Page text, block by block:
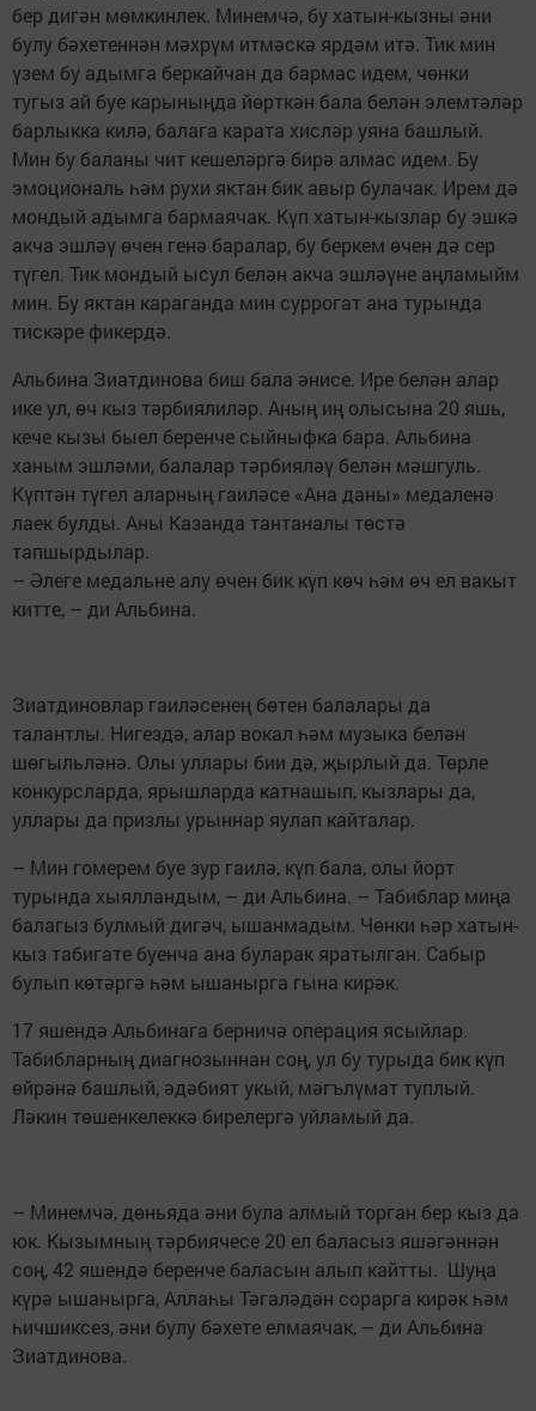
бер дигән мөмкинлек. Минемчә, бу хатын-кызны әни
булу бәхетеннән мәхрүм итмәскә ярдәм итә. Тик мин
үзем бу адымга беркайчан да бармас идем, чөнки
тугыз ай буе карыныңда йөрткән бала белән элемтәләр
барлыкка килә, балага карата хисләр уяна башлый.
Мин бу баланы чит кешеләргә бирә алмас идем. Бу
эмоциональ һәм рухи яктан бик авыр булачак. Ирем дә
мондый адымга бармаячак. Күп хатын-кызлар бу эшкә
акча эшләү өчен генә баралар, бу беркем өчен дә сер
түгел. Тик мондый ысул белән акча эшләүне аңламыйм
мин. Бу яктан караганда мин суррогат ана турында
тискәре фикердә.
Альбина Зиатдинова биш бала әнисе. Ире белән алар
ике ул, өч кыз тәрбиялиләр. Аның иң олысына 20 яшь,
кече кызы быел беренче сыйныфка бара. Альбина
ханым эшләми, балалар тәрбияләү белән мәшгуль.
Күптән түгел аларның гаиләсе «Ана даны» медаленә
лаек булды. Аны Казанда тантаналы төстә
тапшырдылар.
– Әлеге медальне алу өчен бик күп көч һәм өч ел вакыт
китте, – ди Альбина.
Зиатдиновлар гаиләсенең бөтен балалары да
талантлы. Нигездә, алар вокал һәм музыка белән
шөгыльләнә. Олы уллары бии дә, җырлый да. Төрле
конкурсларда, ярышларда катнашып, кызлары да,
уллары да призлы урыннар яулап кайталар.
– Мин гомерем буе зур гаилә, күп бала, олы йорт
турында хыялландым, – ди Альбина. – Табиблар миңа
балагыз булмый дигәч, ышанмадым. Чөнки һәр хатын-
кыз табигате буенча ана буларак яратылган. Сабыр
булып көтәргә һәм ышанырга гына кирәк.
17 яшендә Альбинага берничә операция ясыйлар.
Табибларның диагнозыннан соң, ул бу турыда бик күп
өйрәнә башлый, әдәбият укый, мәгълүмат туплый.
Ләкин төшенкелеккә бирелергә уйламый да.
– Минемчә, дөньяда әни була алмый торган бер кыз да
юк. Кызымның тәрбиячесе 20 ел баласыз яшәгәннән
соң, 42 яшендә беренче баласын алып кайтты. Шуңа
күрә ышанырга, Аллаһы Тәгаләдән сорарга кирәк һәм
һичшиксез, әни булу бәхете елмаячак, – ди Альбина
Зиатдинова.